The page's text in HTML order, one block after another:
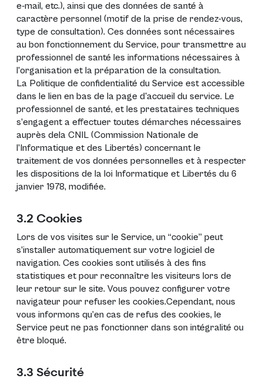
e-mail, etc.), ainsi que des données de santé à
caractère personnel (motif de la prise de rendez-vous,
type de consultation). Ces données sont nécessaires
au bon fonctionnement du Service, pour transmettre au
professionnel de santé les informations nécessaires à
l’organisation et la préparation de la consultation.
La Politique de confidentialité du Service est accessible
dans le lien en bas de la page d'accueil du service. Le
professionnel de santé, et les prestataires techniques
s’engagent a effectuer toutes démarches nécessaires
auprès dela CNIL (Commission Nationale de
l’Informatique et des Libertés) concernant le
traitement de vos données personnelles et à respecter
les dispositions de la loi Informatique et Libertés du 6
janvier 1978, modifiée.
3.2 Cookies
Lors de vos visites sur le Service, un “cookie” peut
s’installer automatiquement sur votre logiciel de
navigation. Ces cookies sont utilisés à des fins
statistiques et pour reconnaître les visiteurs lors de
leur retour sur le site. Vous pouvez configurer votre
navigateur pour refuser les cookies.Cependant, nous
vous informons qu’en cas de refus des cookies, le
Service peut ne pas fonctionner dans son intégralité ou
être bloqué.
3.3 Sécurité